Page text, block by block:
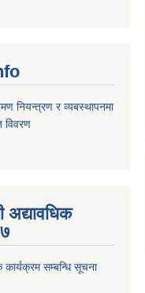
नियन्त्रण र व्यबस्थापनमा
विवरण
अद्यावधिक
कार्यक्रम सम्बन्धि सूचना